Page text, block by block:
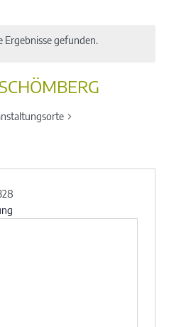
Ergebnisse gefunden.